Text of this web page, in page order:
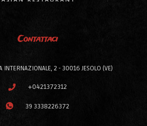
Contattaci
INTERNAZIONALE, 2 - 30016 JESOLO (VE)
+0421372312
39 3338226372